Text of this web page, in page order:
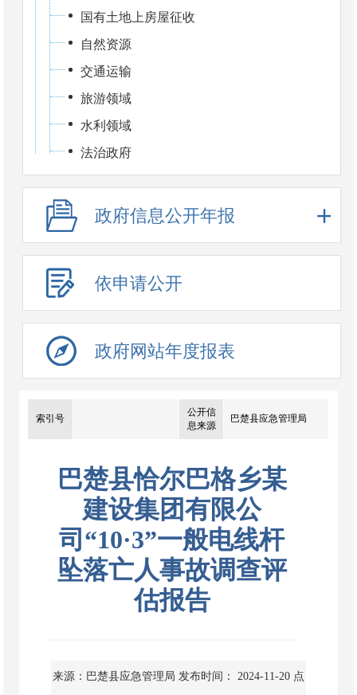
国有土地上房屋征收
自然资源
交通运输
旅游领域
水利领域
法治政府
政府信息公开年报
依申请公开
政府网站年度报表
索引号
公开信
息来源
巴楚县应急管理局
巴楚县恰尔巴格乡某
建设集团有限公
司“10·3”一般电线杆
坠落亡人事故调查评
估报告
来源：巴楚县应急管理局 发布时间： 2024-11-20 点